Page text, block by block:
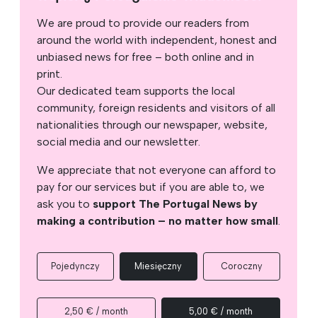
We are proud to provide our readers from
around the world with independent, honest and
unbiased news for free – both online and in
print.
Our dedicated team supports the local
community, foreign residents and visitors of all
nationalities through our newspaper, website,
social media and our newsletter.
We appreciate that not everyone can afford to
pay for our services but if you are able to, we
ask you to support The Portugal News by
making a contribution – no matter how small.
Pojedynczy Miesięczny Coroczny
2,50 € / month 5,00 € / month